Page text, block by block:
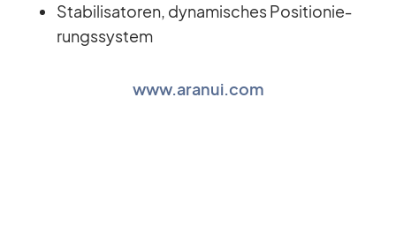
Sta­bi­li­sa­to­ren, dy­na­mi­sches Po­si­tio­nie­
rungs­sys­tem
www.aranui.com